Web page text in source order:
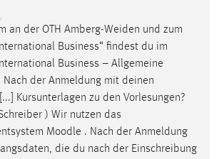
an der OTH Amberg-Weiden und zum
Business“ findest du im
Business – Allgemeine
Nach der Anmeldung mit deinen
Kursunterlagen zu den Vorlesungen?
) Wir nutzen das
Moodle . Nach der Anmeldung
die du nach der Einschreibung
MEDIEN
Videoplattformen und Social Media
zu können, werden von diesen
Cookies gesetzt.